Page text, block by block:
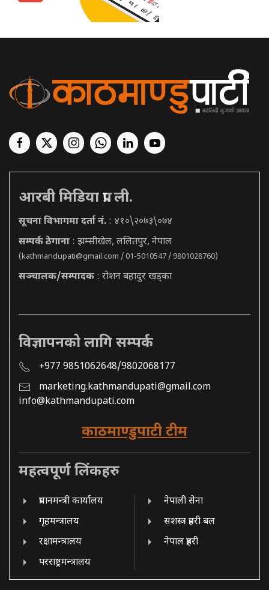
आरबी मिडिया प्रा. ली.
सूचना विभागमा दर्ता नं. : ४१०\२०७३\०७४
सम्पर्क ठेगाना : झम्सीखेल, ललितपुर, नेपाल
(kathmandupati@gmail.com / 01-5010547 / 9801028760)
सञ्चालक/सम्पादक : रोशन बहादुर खड्का
विज्ञापनको लागि सम्पर्क
+977 9851062648/9802068177
marketing.kathmandupati@gmail.com
info@kathmandupati.com
काठमाण्डुपाटी टीम
महत्वपूर्ण लिंकहरु
प्रधानमन्त्री कार्यालय
गृहमन्त्रालय
रक्षामन्त्रालय
परराष्ट्रमन्त्रालय
नेपाली सेना
सशस्त्र प्रहरी बल
नेपाल प्रहरी